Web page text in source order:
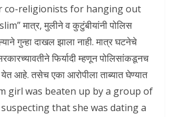
co-religionists for hanging out
मात्र, मुलीने व कुटुंबीयांनी पोलिस
गुन्हा दाखल झाला नाही. मात्र घटनेचे
फिर्यादी म्हणून पोलिसांकडूनच
आहे. तसेच एका आरोपीला ताब्यात घेण्यात
girl was beaten up by a group of
that she was dating a